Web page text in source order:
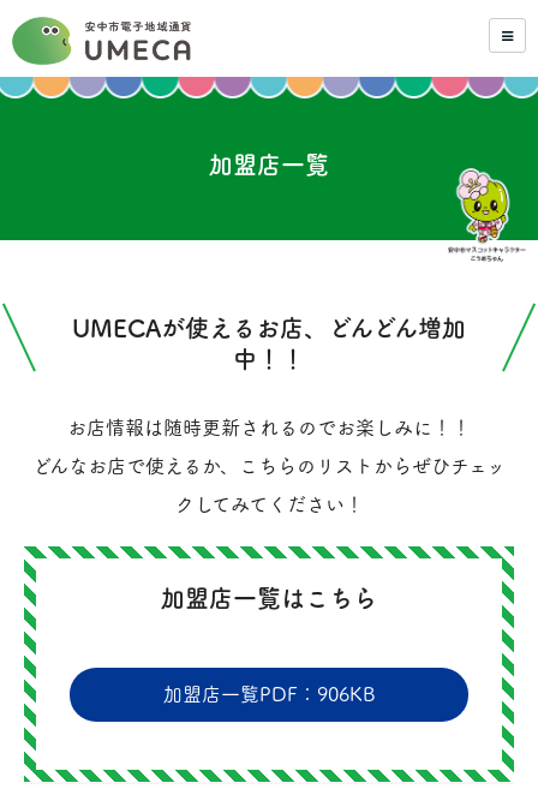
加盟店一覧
UMECAが使えるお店、どんどん増加
中！！
お店情報は随時更新されるのでお楽しみに！！
どんなお店で使えるか、こちらのリストからぜひチェッ
クしてみてください！
加盟店一覧はこちら
加盟店一覧PDF：906KB